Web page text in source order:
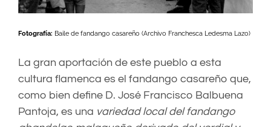
Fotografía: Baile de fandango casareño (Archivo Franchesca Ledesma Lazo)
La gran aportación de este pueblo a esta
cultura flamenca es el fandango casareño que,
como bien define D. José Francisco Balbuena
Pantoja, es una variedad local del fandango